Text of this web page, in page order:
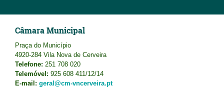
Câmara Municipal
Praça do Município
4920-284 Vila Nova de Cerveira
Telefone: 251 708 020
Telemóvel: 925 608 411/12/14
E-mail: geral@cm-vncerveira.pt